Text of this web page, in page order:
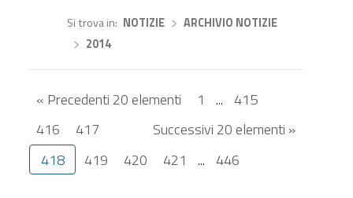
Si trova in NOTIZIE›
ARCHIVIO NOTIZIE
2014
« Precedenti 20 elementi
Successivi 20 elementi »
1 ... 415
416
417
418
419 420 421 ... 446